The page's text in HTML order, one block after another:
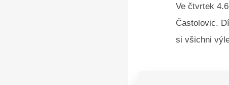
Ve čtvrtek
Častolovic.
si všichni